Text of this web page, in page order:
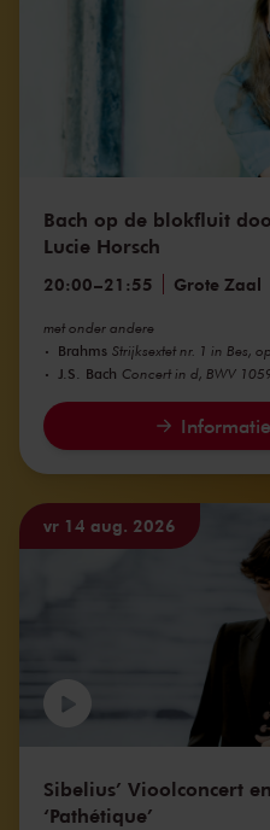
Bach op de blokfluit
Lucie Horsch
20:00–21:55 Grote Zaal
met onder andere
Brahms Strijksextet nr. 1 in Bes,
J.S. Bach Concert in d, BWV
Sibelius’ Vioolconcert
‘Pathétique’
vr 14 aug. 2026